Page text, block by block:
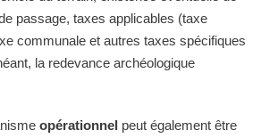
passage, taxes applicables (taxe
communale et autres taxes spécifiques
la redevance archéologique
opérationnel peut également être